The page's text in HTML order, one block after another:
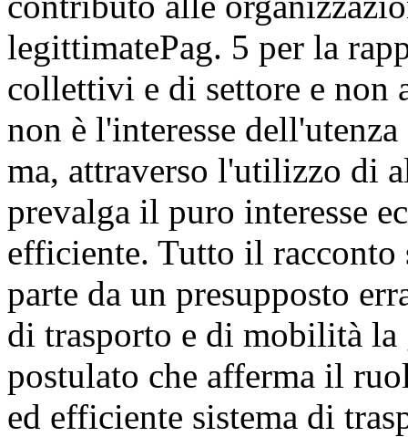
legittimatePag. 5 per la
collettivi e di settore e non
non è l'interesse
ma, attraverso l'utilizzo di
prevalga il puro interesse
efficiente. Tutto il
parte da un presupposto
di trasporto e di mobilità la
postulato che afferma il
ed efficiente sistema di